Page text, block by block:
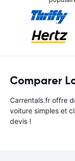
Comparer
Carrentals.fr offre
voiture simples et
devis !